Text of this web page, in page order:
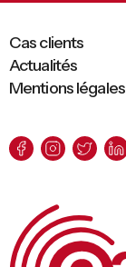
Mentions légales
Cas clients
Actualités